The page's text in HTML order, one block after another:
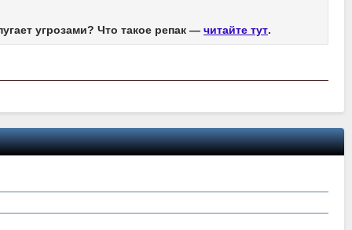
угрозами? Что такое репак — читайте тут.